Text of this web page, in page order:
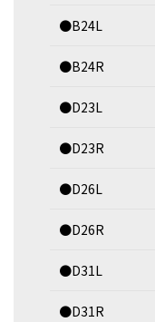
●B24L
●B24R
●D23L
●D23R
●D26L
●D26R
●D31L
●D31R